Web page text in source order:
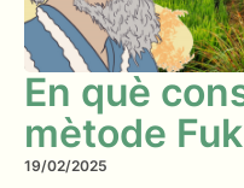
En què
mètode
19/02/2025